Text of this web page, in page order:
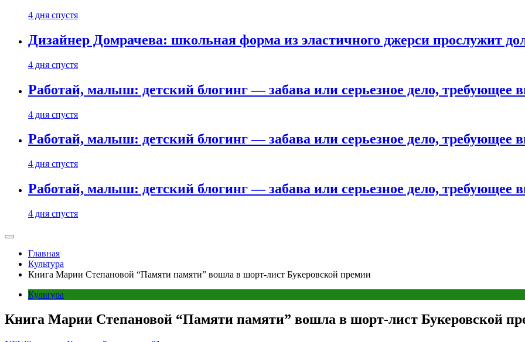
4 дня спустя
Дизайнер Домрачева: школьная форма из эластичного джерси прослужит
4 дня спустя
Работай, малыш: детский блогинг — забава или серьезное дело, требующее
4 дня спустя
Работай, малыш: детский блогинг — забава или серьезное дело, требующее
4 дня спустя
Работай, малыш: детский блогинг — забава или серьезное дело, требующее
4 дня спустя
Главная
Культура
Книга Марии Степановой “Памяти памяти” вошла в шорт-лист Букеровской премии
Культура
Книга Марии Степановой “Памяти памяти” вошла в шорт-лист Букеровской